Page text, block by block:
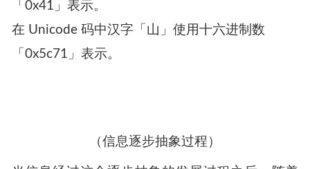
（声音、图像）信息，需要被进一步抽象成数字
化，于是产生了例如摩尔斯电码、ASCII码、
在 ASCII 码中字母「A」使用十六进制数